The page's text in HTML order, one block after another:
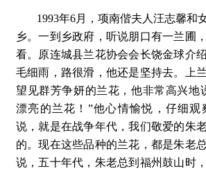
1993年6月，项南偕夫人汪志馨和
乡。一到乡政府，听说朋口有一兰圃
看。原连城县兰花协会会长饶金球介
毛细雨，路很滑，他还是坚持去。上
望见群芳争妍的兰花，他非常高兴地
漂亮的兰花！”他心情愉悦，仔细观
说，就是在战争年代，我们敬爱的朱
的。现在这些品种的兰花，都是朱老
说，五十年代，朱老总到福州鼓山时